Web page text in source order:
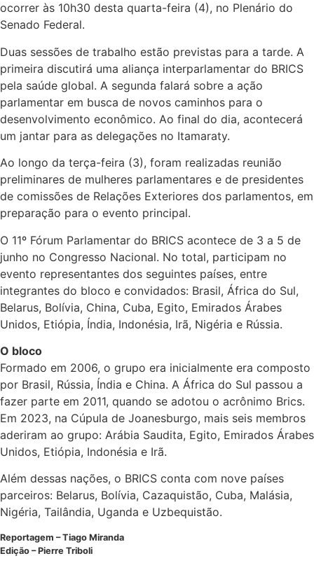
ocorrer às 10h30 desta quarta-feira (4), no Plenário do
Senado Federal.
Duas sessões de trabalho estão previstas para a tarde. A
primeira discutirá uma aliança interparlamentar do BRICS
pela saúde global. A segunda falará sobre a ação
parlamentar em busca de novos caminhos para o
desenvolvimento econômico. Ao final do dia, acontecerá
um jantar para as delegações no Itamaraty.
Ao longo da terça-feira (3), foram realizadas reunião
preliminares de mulheres parlamentares e de presidentes
de comissões de Relações Exteriores dos parlamentos, em
preparação para o evento principal.
O 11º Fórum Parlamentar do BRICS acontece de 3 a 5 de
junho no Congresso Nacional. No total, participam no
evento representantes dos seguintes países, entre
integrantes do bloco e convidados: Brasil, África do Sul,
Belarus, Bolívia, China, Cuba, Egito, Emirados Árabes
Unidos, Etiópia, Índia, Indonésia, Irã, Nigéria e Rússia.
O bloco
Formado em 2006, o grupo era inicialmente era composto
por Brasil, Rússia, Índia e China. A África do Sul passou a
fazer parte em 2011, quando se adotou o acrônimo Brics.
Em 2023, na Cúpula de Joanesburgo, mais seis membros
aderiram ao grupo: Arábia Saudita, Egito, Emirados Árabes
Unidos, Etiópia, Indonésia e Irã.
Além dessas nações, o BRICS conta com nove países
parceiros: Belarus, Bolívia, Cazaquistão, Cuba, Malásia,
Nigéria, Tailândia, Uganda e Uzbequistão.
Reportagem – Tiago Miranda
Edição – Pierre Triboli